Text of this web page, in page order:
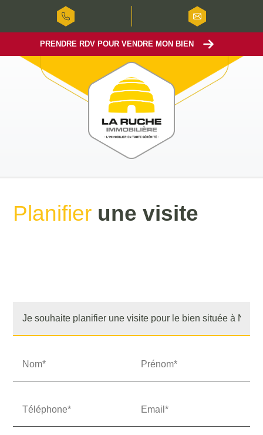
PRENDRE RDV POUR VENDRE MON BIEN
Planifier une visite